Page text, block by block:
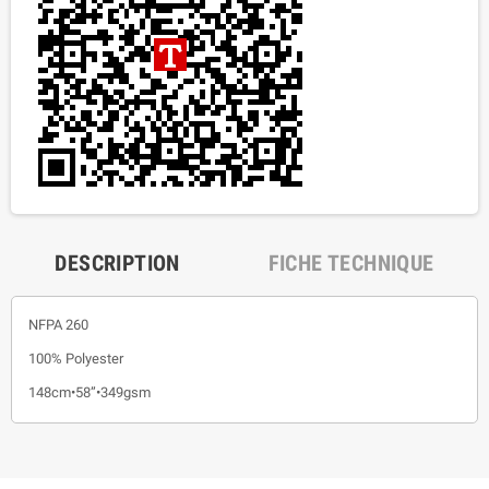
DESCRIPTION FICHE TECHNIQUE
NFPA 260
100% Polyester
148cm•58”•349gsm